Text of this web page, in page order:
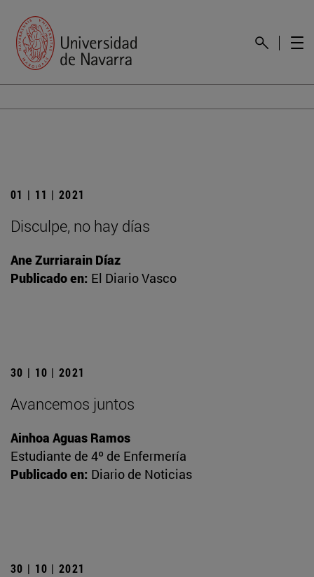
01 | 11 | 2021
Disculpe, no hay días
Ane Zurriarain Díaz
Publicado en: El Diario Vasco
30 | 10 | 2021
Avancemos juntos
Ainhoa Aguas Ramos
Estudiante de 4º de Enfermería
Publicado en: Diario de Noticias
30 | 10 | 2021